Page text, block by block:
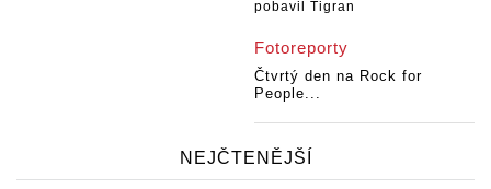
Fotoreporty
Čtvrtý den na Rock for
People...
NEJČTENĚJŠÍ